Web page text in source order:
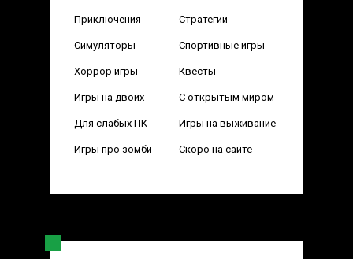
Приключения Стратегии
Симуляторы Спортивные игры
Хоррор игры Квесты
Игры на двоих С открытым миром
Для слабых ПК Игры на выживание
Игры про зомби Скоро на сайте